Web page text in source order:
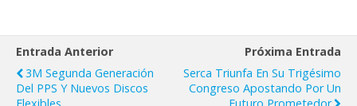
Entrada Anterior
3M Segunda Generación
Del PPS Y Nuevos Discos
Próxima Entrada
Serca Triunfa En Su Trigésimo
Congreso Apostando Por Un